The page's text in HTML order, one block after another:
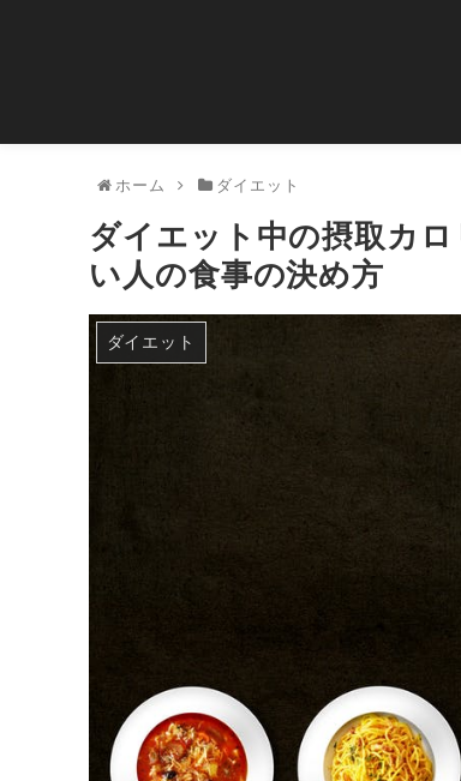
ホーム ダイエット
ダイエット中の摂取カ
い人の食事の決め方
ダイエット